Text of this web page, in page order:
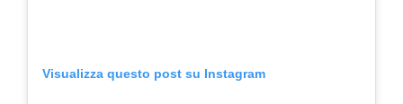
Visualizza questo post su Instagram